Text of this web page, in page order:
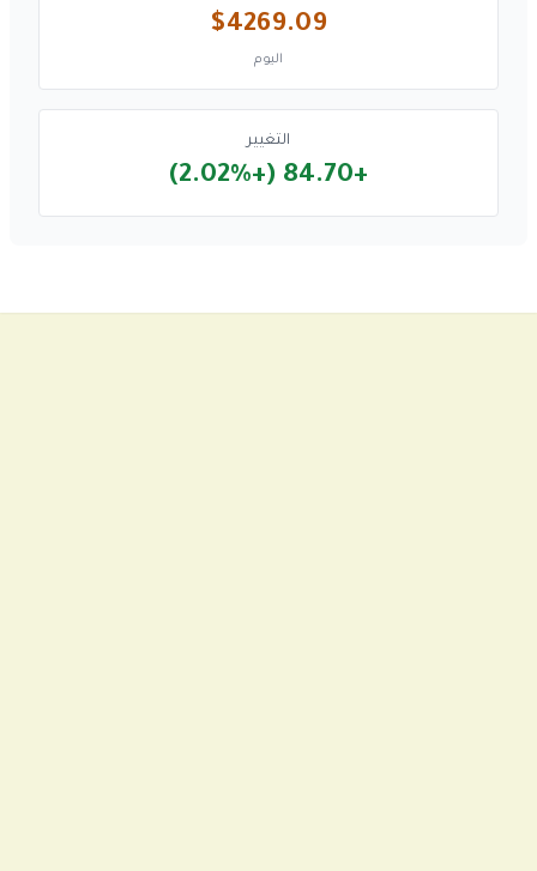
$4269.09
اليوم
التغيير
+84.70 (+2.02%)